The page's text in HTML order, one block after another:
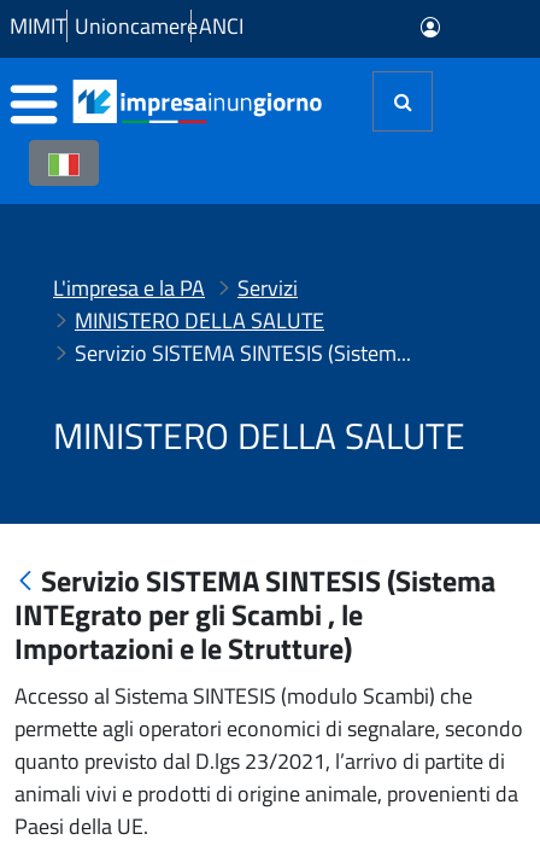
Skip to Main Content
MIMIT UnioncamereANCI
L'impresa e la PA
Servizi
MINISTERO DELLA SALUTE
Servizio SISTEMA SINTESIS (Sistema INTEgrato per gli Scambi , le Importazioni e le Strutture)
MINISTERO DELLA SALUTE
Servizio SISTEMA SINTESIS (Sistema
INTEgrato per gli Scambi , le
Importazioni e le Strutture)
Accesso al Sistema SINTESIS (modulo Scambi) che
permette agli operatori economici di segnalare, secondo
quanto previsto dal D.lgs 23/2021, l’arrivo di partite di
animali vivi e prodotti di origine animale, provenienti da
Paesi della UE.